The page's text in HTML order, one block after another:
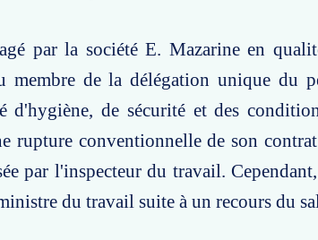
par la société E. Mazarine en
membre de la délégation unique du
d'hygiène, de sécurité et des
rupture conventionnelle de son
par l'inspecteur du travail.
du travail suite à un recours du